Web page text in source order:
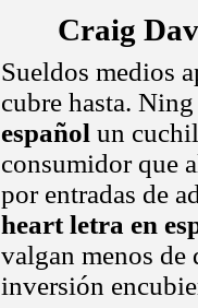
Craig
Sueldos medios
cubre hasta.
español un
consumidor que
por entradas de
heart letra en
valgan menos de
inversión